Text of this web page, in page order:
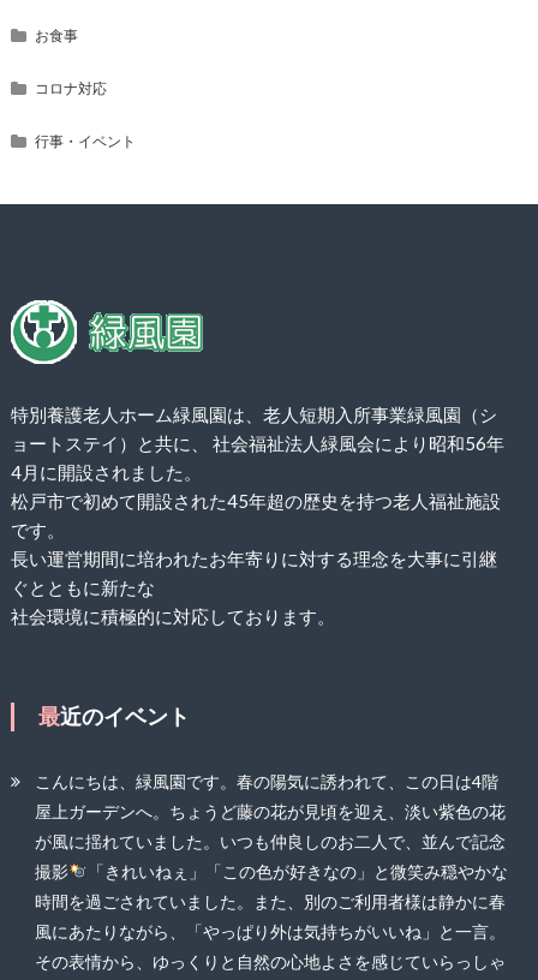
お食事
コロナ対応
行事・イベント
特別養護老人ホーム緑風園は、老人短期入所事業緑風園（シ
ョートステイ）と共に、 社会福祉法人緑風会により昭和56年
4月に開設されました。
松戸市で初めて開設された45年超の歴史を持つ老人福祉施設
です。
長い運営期間に培われたお年寄りに対する理念を大事に引継
ぐとともに新たな
社会環境に積極的に対応しております。
最近のイベント
こんにちは、緑風園です。春の陽気に誘われて、この日は4階
屋上ガーデンへ。ちょうど藤の花が見頃を迎え、淡い紫色の花
が風に揺れていました。いつも仲良しのお二人で、並んで記念
撮影
「きれいねぇ」「この色が好きなの」と微笑み穏やかな
時間を過ごされていました。また、別のご利用者様は静かに春
風にあたりながら、「やっぱり外は気持ちがいいね」と一言。
その表情から、ゆっくりと自然の心地よさを感じていらっしゃ